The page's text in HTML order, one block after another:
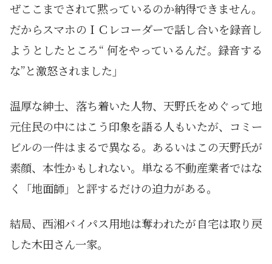
ぜここまでされて黙っているのか納得できません。
だからスマホのＩＣレコーダーで話し合いを録音し
ようとしたところ“ 何をやっているんだ。録音する
な”と激怒されました」
温厚な紳士、落ち着いた人物、天野氏をめぐって地
元住民の中にはこう印象を語る人もいたが、コミー
ビルの一件はまるで異なる。あるいはこの天野氏が
素顔、本性かもしれない。単なる不動産業者ではな
く「地面師」と評するだけの迫力がある。
結局、西湘バイパス用地は奪われたが自宅は取り戻
した木田さん一家。